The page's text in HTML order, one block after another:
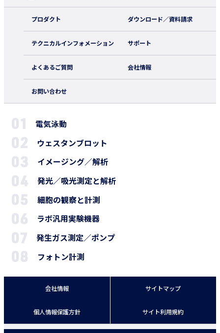
プロダクト ダウンロード／資料請求
テクニカルインフォメーション サポート
よくあるご質問 会社情報
お問い合わせ
電気泳動
ウェスタンブロット
イメージング／解析
発光／吸光測定と解析
細胞の観察と計測
ラボ汎用実験機器
発生ガス測定／ポンプ
フォトン計測
会社情報 サイトマップ
個人情報保護方針 サイト利用規約